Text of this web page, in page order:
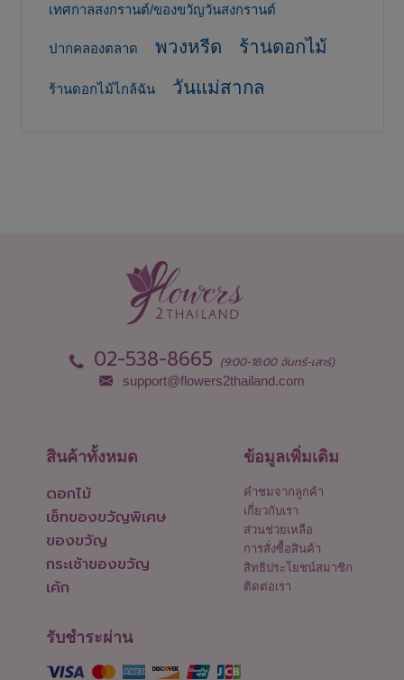
เทศกาลสงกรานต์/ของขวัญวันสงกรานต์
ปากคลองตลาด พวงหรีด ร้านดอกไม้
ร้านดอกไม้ไกล้ฉัน วันแม่สากล
02-538-8665 (9:00-18:00 จันทร์-เสาร์)
support@flowers2thailand.com
สินค้าทั้งหมด
ดอกไม้
เซ็ทของขวัญพิเศษ
ของขวัญ
กระเช้าของขวัญ
เค้ก
ข้อมูลเพิ่มเติม
คำชมจากลูกค้า
เกี่ยวกับเรา
ส่วนช่วยเหลือ
การสั่งซื้อสินค้า
สิทธิประโยชน์สมาชิก
ติดต่อเรา
รับชำระผ่าน